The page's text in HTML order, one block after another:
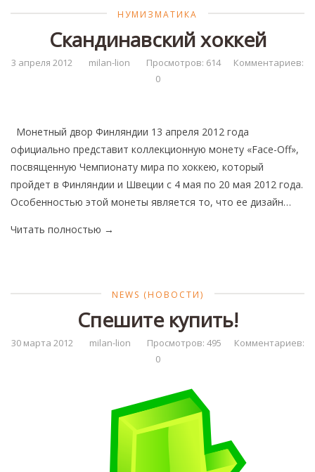
НУМИЗМАТИКА
Скандинавский хоккей
3 апреля 2012 milan-lion Просмотров: 614 Комментариев:
0
Монетный двор Финляндии 13 апреля 2012 года
официально представит коллекционную монету «Face-Off»,
посвященную Чемпионату мира по хоккею, который
пройдет в Финляндии и Швеции с 4 мая по 20 мая 2012 года.
Особенностью этой монеты является то, что ее дизайн…
Читать полностью →
NEWS (НОВОСТИ)
Спешите купить!
30 марта 2012 milan-lion Просмотров: 495 Комментариев:
0